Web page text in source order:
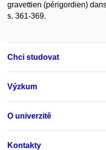
gravettien (périgordien)
s. 361-369.
Chci studovat
Výzkum
O univerzitě
Kontakty